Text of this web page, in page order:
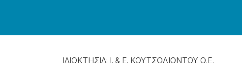
ΙΔΙΟΚΤΗΣΙΑ: Ι. & Ε. ΚΟΥΤΣΟΛΙΟΝΤΟΥ Ο.Ε.